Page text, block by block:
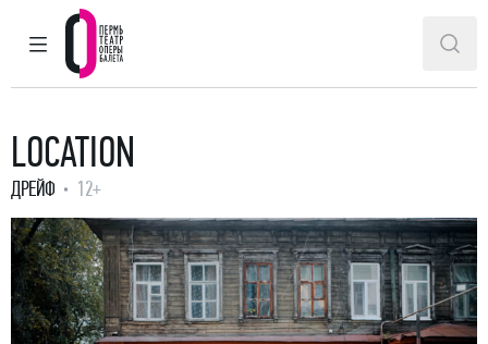
ГЛАВНОЕ МЕНЮ
Пермский театр оперы и балета
LOCATION
ДРЕЙФ 12+